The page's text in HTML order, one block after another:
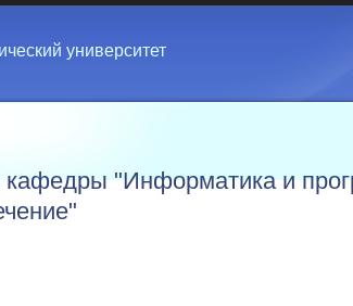
университет
"Информатика и